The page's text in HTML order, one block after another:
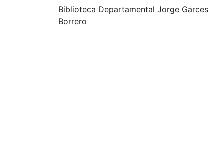
Biblioteca Departamental Jorge Garces
Borrero